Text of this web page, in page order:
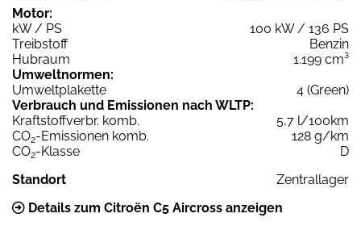
Motor:
kW / PS
100 kW / 136 PS
Treibstoff
Benzin
Hubraum
1.199 cm³
Umweltnormen:
Umweltplakette
4 (Green)
Verbrauch und Emissionen nach WLTP:
Kraftstoffverbr. komb.
5,7 l/100km
CO2-Emissionen komb.
128 g/km
CO2-Klasse
D
Standort
Zentrallager
Details zum Citroën C5 Aircross anzeigen